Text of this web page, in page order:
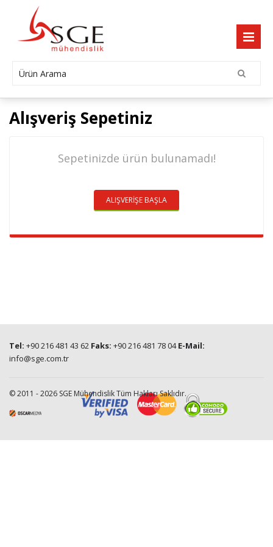
Alışveriş Sepetiniz
Sepetinizde ürün bulunamadı!
ALIŞVERİŞE BAŞLA
Tel: +90 216 481 43 62 Faks: +90 216 481 78 04E-Mail:
info@sge.com.tr
© 2011 - 2026 SGE Mühendislik Tüm Hakları Saklıdır.